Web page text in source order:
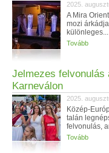
2025.
A Mira
mozi
különleges...
Tovább
Jelmezes felvonulás
Karneválon
2025.
Közép-
talán
felvonulás,
Tovább